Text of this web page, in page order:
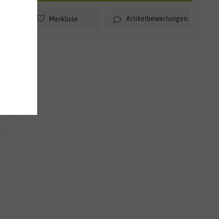
Merkliste Artikelbewertungen